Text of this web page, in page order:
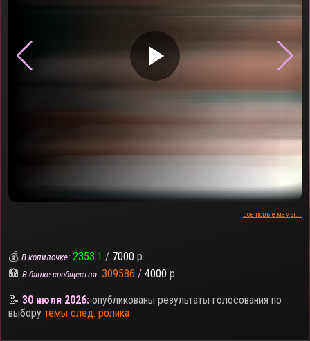
▶
все новые мемы...
💰В копилочке: 2353.1 / 7000 р.
🏦В банке сообщества: 309586 / 4000 р.
📝30 июля 2026: опубликованы результаты голосования по
выборутемы след. ролика